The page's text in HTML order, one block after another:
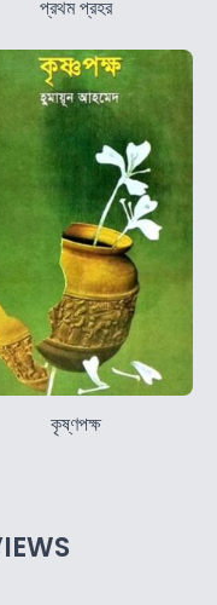
প্রথম প্রহর
কৃষ্ণপক্ষ